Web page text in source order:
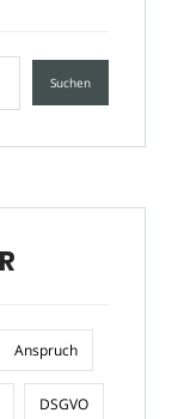
Anspruch
DSGVO